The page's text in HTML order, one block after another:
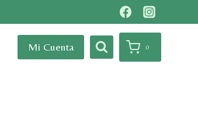
Mi Cuenta 0